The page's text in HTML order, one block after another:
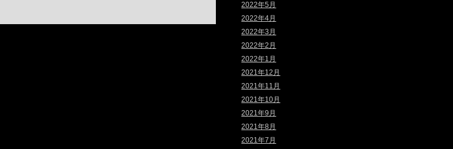
2022年5月
2022年4月
2022年3月
2022年2月
2022年1月
2021年12月
2021年11月
2021年10月
2021年9月
2021年8月
2021年7月